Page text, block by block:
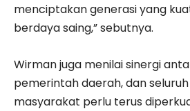
menciptakan generasi yang
berdaya saing,” sebutnya.
Wirman juga menilai sinergi
pemerintah daerah, dan
masyarakat perlu terus